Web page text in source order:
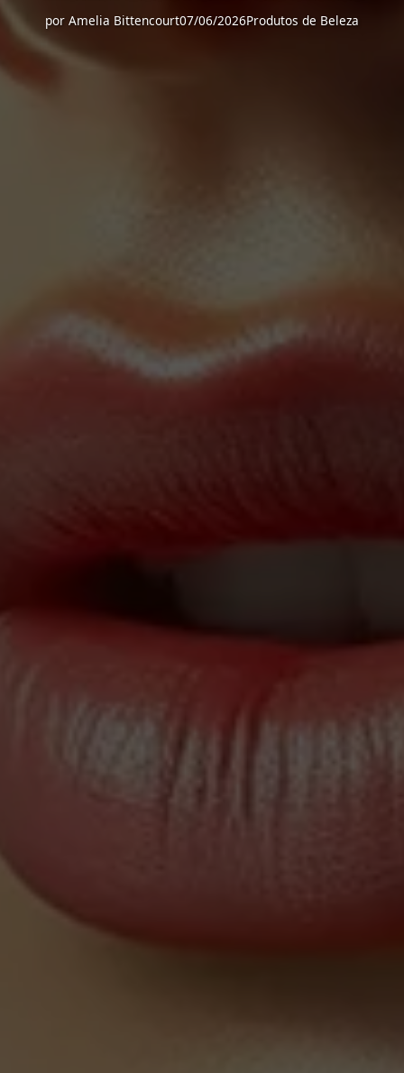
por Amelia Bittencourt07/06/2026Produtos de Beleza